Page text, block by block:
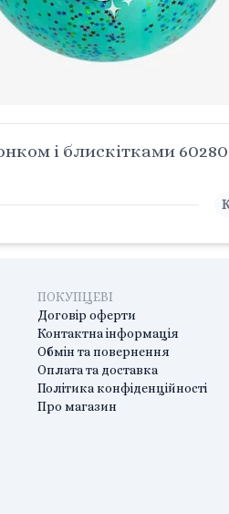
і блискітками
ПОКУПЦЕВІ
Договір оферти
Контактна інформація
Обмін та повернення
Оплата та доставка
Політика конфіденційності
Про магазин